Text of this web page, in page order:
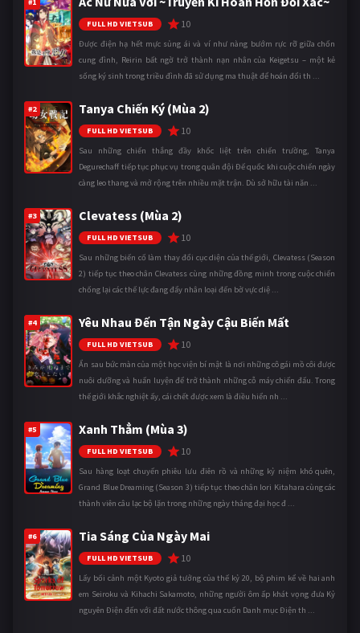
FULL HD VIETSUB 10
Được điện hạ hết mực sủng ái và ví như nàng bướm rực rỡ giữa chốn
cung đình, Reirin bất ngờ trở thành nạn nhân của Keigetsu – một kẻ
sống ký sinh trong triều đình đã sử dụng ma thuật để hoán đổi th ...
#2 Tanya Chiến Ký (Mùa 2)
FULL HD VIETSUB 10
Sau những chiến thắng đầy khốc liệt trên chiến trường, Tanya
Degurechaff tiếp tục phục vụ trong quân đội Đế quốc khi cuộc chiến ngày
càng leo thang và mở rộng trên nhiều mặt trận. Dù sở hữu tài năn ...
#3 Clevatess (Mùa 2)
FULL HD VIETSUB 10
Sau những biến cố làm thay đổi cục diện của thế giới, Clevatess (Season
2) tiếp tục theo chân Clevatess cùng những đồng minh trong cuộc chiến
chống lại các thế lực đang đẩy nhân loại đến bờ vực diệ ...
#4 Yêu Nhau Đến Tận Ngày Cậu Biến Mất
FULL HD VIETSUB 10
Ẩn sau bức màn của một học viện bí mật là nơi những cô gái mồ côi được
nuôi dưỡng và huấn luyện để trở thành những cỗ máy chiến đấu. Trong
thế giới khắc nghiệt ấy, cái chết được xem là điều hiển nh ...
#5 Xanh Thẳm (Mùa 3)
FULL HD VIETSUB 10
Sau hàng loạt chuyến phiêu lưu điên rồ và những kỷ niệm khó quên,
Grand Blue Dreaming (Season 3) tiếp tục theo chân Iori Kitahara cùng các
thành viên câu lạc bộ lặn trong những ngày tháng đại học đ ...
#6 Tia Sáng Của Ngày Mai
FULL HD VIETSUB 10
Lấy bối cảnh một Kyoto giả tưởng của thế kỷ 20, bộ phim kể về hai anh
em Seiroku và Kihachi Sakamoto, những người ôm ấp khát vọng đưa Kỷ
nguyên Điện đến với đất nước thông qua cuốn Danh mục Điện th ...